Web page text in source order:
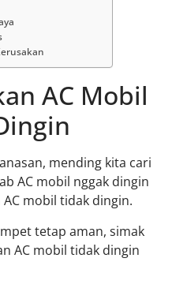
AC Mobil
mending kita cari
AC mobil nggak dingin
mobil tidak dingin.
tetap aman, simak
AC mobil tidak dingin